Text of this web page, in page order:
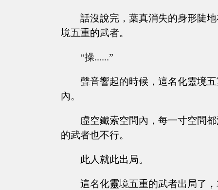
話沒說完，葉真消失的身形陡
境五重的武者。
“操......”
聲音響起的時候，這名化靈境
內。
虛空鐵索空間內，每一寸空間
的武者也不行。
此人就此出局。
這名化靈境五重的武者出局了